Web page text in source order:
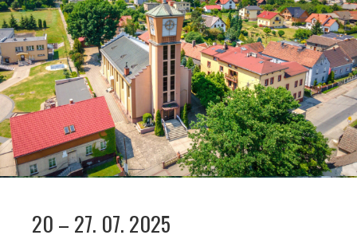
20 – 27. 07. 2025